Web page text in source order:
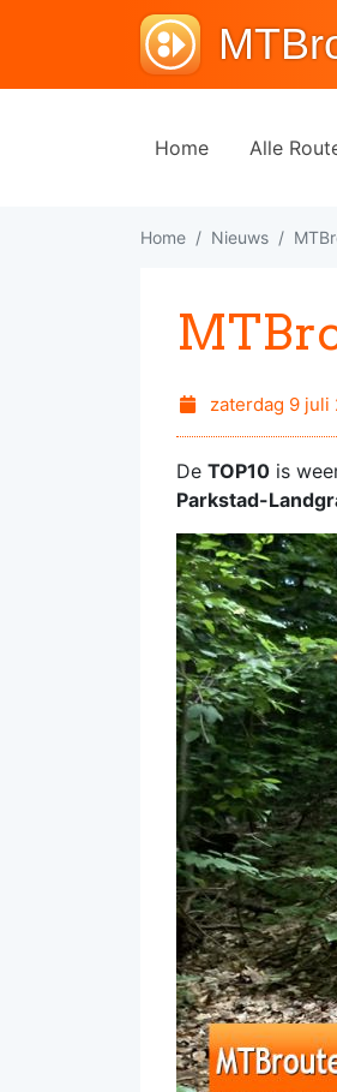
Home Alle
Home Nieuws
zaterdag 9 juli
De TOP10 is
Parkstad-